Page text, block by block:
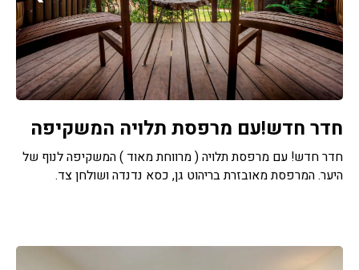
חדר חדש!עם מרפסת תלויה המשקיפה
חדר חדש! עם מרפסת תלויה ( מרווחת מאוד ) המשקיפה לנוף של
היער. המרפסת מאובזרת בריהוט גן, כסא נדנדה ושולחן צד.